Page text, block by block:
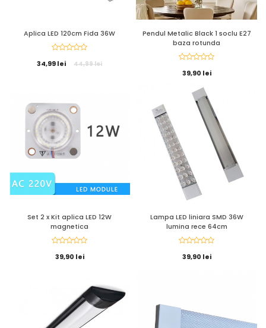
Aplica LED 120cm Fida 36W
34,99 lei 44,99 lei
Pendul Metalic Black 1 soclu E27
baza rotunda
39,90 lei
Set 2 x Kit aplica LED 12W
magnetica
39,90 lei
Lampa LED liniara SMD 36W
lumina rece 64cm
39,90 lei